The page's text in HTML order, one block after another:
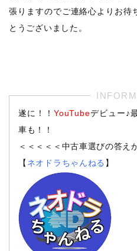
張りますのでご連絡心よりお待
とうございました。
遂に！！YouTubeデビュー♪
車も！！
＜＜＜＜＜中古車選びの答え
【 ネオドラちゃんねる 】